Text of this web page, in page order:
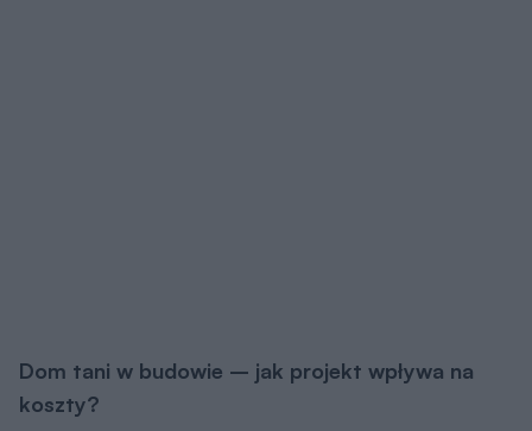
Dom tani w budowie – jak projekt wpływa na
koszty?